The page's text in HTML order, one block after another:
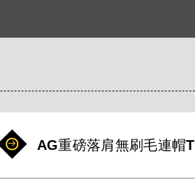
AG重磅落肩無刷毛連帽T